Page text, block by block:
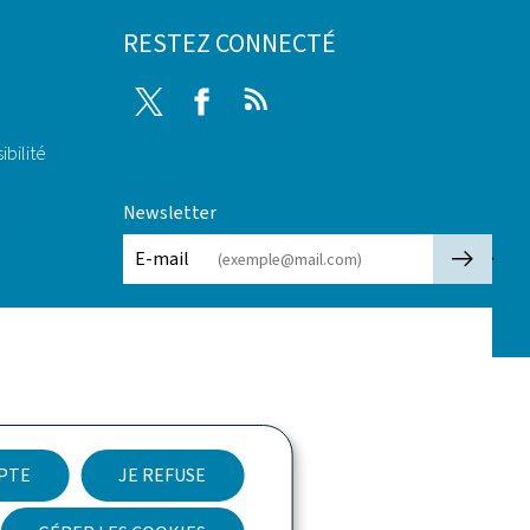
JE REFUSE
RESTEZ CONNECTÉ
Twitter Facebook
Newsletter
E-mail
🡒